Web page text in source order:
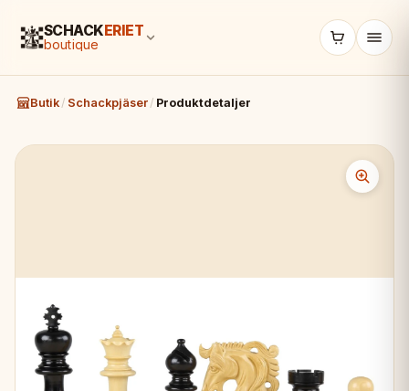
SCHACKERIET
boutique
Butik / Schackpjäser / Produktdetaljer